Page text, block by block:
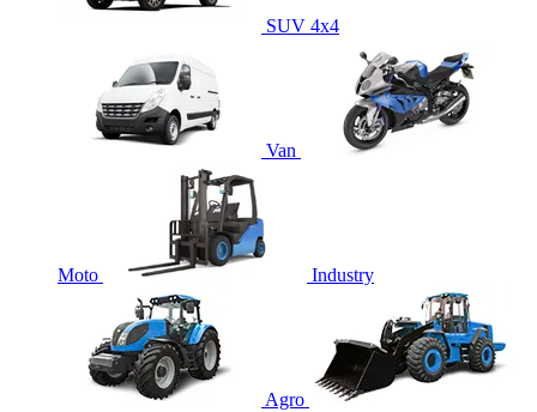
SUV 4x4
Van
Moto Industry
Agro